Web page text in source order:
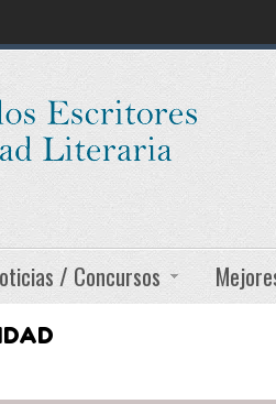
/ Concursos